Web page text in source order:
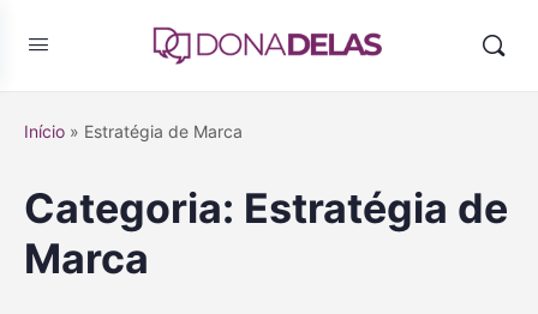
Início » Estratégia de Marca
Categoria: Estratégia de
Marca